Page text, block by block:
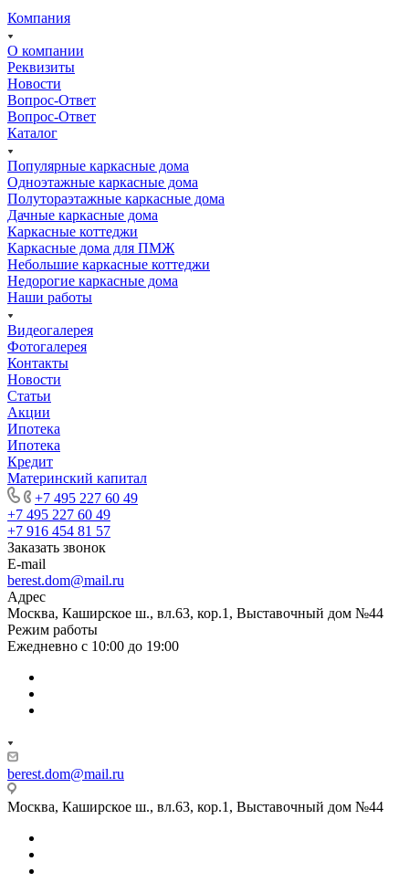
Компания
О компании
Реквизиты
Новости
Вопрос-Ответ
Вопрос-Ответ
Каталог
Популярные каркасные дома
Одноэтажные каркасные дома
Полутораэтажные каркасные дома
Дачные каркасные дома
Каркасные коттеджи
Каркасные дома для ПМЖ
Небольшие каркасные коттеджи
Недорогие каркасные дома
Наши работы
Видеогалерея
Фотогалерея
Контакты
Новости
Статьи
Акции
Ипотека
Ипотека
Кредит
Материнский капитал
+7 495 227 60 49
+7 495 227 60 49
+7 916 454 81 57
Заказать звонок
E-mail
berest.dom@mail.ru
Адрес
Москва, Каширское ш., вл.63, кор.1, Выставочный дом №44
Режим работы
Ежедневно с 10:00 до 19:00
berest.dom@mail.ru
Москва, Каширское ш., вл.63, кор.1, Выставочный дом №44